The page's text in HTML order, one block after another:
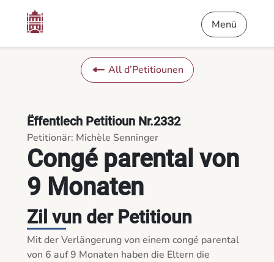
Congé parental von 9 Monaten - D’Petitiounen
Menü
All d’Petitiounen
Congé parental von
9 Monaten
Ëffentlech Petitioun Nr.2332
Petitionär: Michèle Senninger
Zil vun der Petitioun
Mit der Verlängerung von einem congé parental
von 6 auf 9 Monaten haben die Eltern die